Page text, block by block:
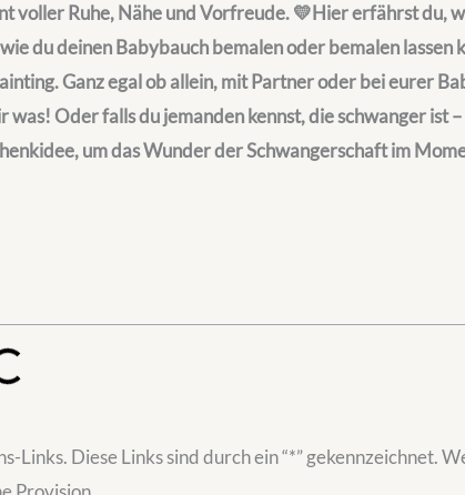
voller Ruhe, Nähe und Vorfreude. 💛Hier erfährst du,
du deinen Babybauch bemalen oder bemalen lassen
Ganz egal ob allein, mit Partner oder bei eurer
Oder falls du jemanden kennst, die schwanger ist –
um das Wunder der Schwangerschaft im
Diese Links sind durch ein “*” gekennzeichnet.